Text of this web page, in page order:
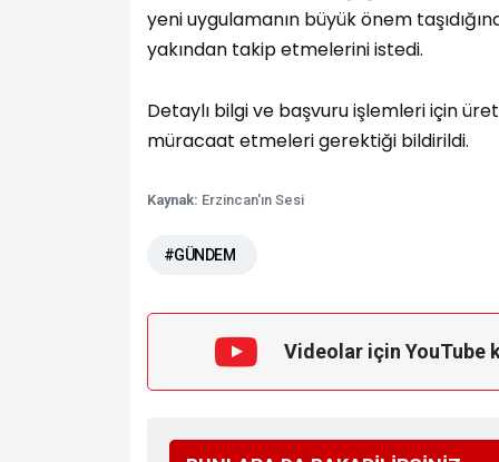
yeni uygulamanın büyük önem
yakından takip etmelerini istedi.
Detaylı bilgi ve başvuru işlemleri için
müracaat etmeleri gerektiği bildirildi.
Kaynak: Erzincan'ın Sesi
#GÜNDEM
Videolar için YouTube